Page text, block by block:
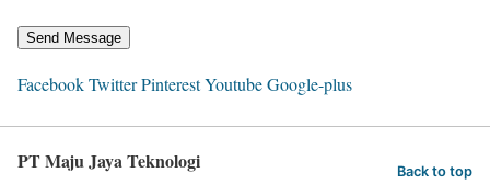
FacebookTwitterPinterestYoutubeGoogle-plus
PT Maju Jaya Teknologi Back to top